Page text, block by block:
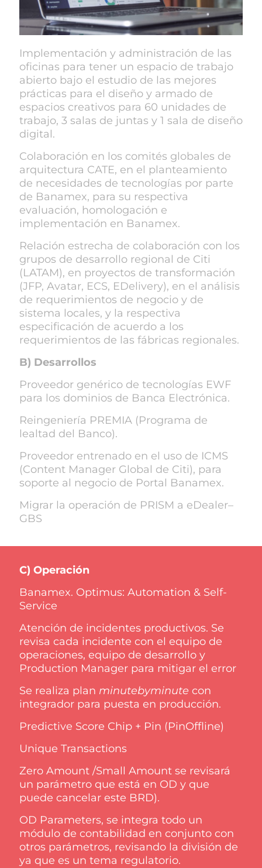
Implementación y administración de las
oficinas para tener un espacio de trabajo
abierto bajo el estudio de las mejores
prácticas para el diseño y armado de
espacios creativos para 60 unidades de
trabajo, 3 salas de juntas y 1 sala de diseño
digital.
Colaboración en los comités globales de
arquitectura CATE, en el planteamiento
de necesidades de tecnologías por parte
de Banamex, para su respectiva
evaluación, homologación e
implementación en Banamex.
Relación estrecha de colaboración con los
grupos de desarrollo regional de Citi
(LATAM), en proyectos de transformación
(JFP, Avatar, ECS, EDelivery), en el análisis
de requerimientos de negocio y de
sistema locales, y la respectiva
especificación de acuerdo a los
requerimientos de las fábricas regionales.
B) Desarrollos
Proveedor genérico de tecnologías EWF
para los dominios de Banca Electrónica.
Reingeniería PREMIA (Programa de
lealtad del Banco).
Proveedor entrenado en el uso de ICMS
(Content Manager Global de Citi), para
soporte al negocio de Portal Banamex.
Migrar la operación de PRISM a eDealer–
GBS
C) Operación
Banamex. Optimus: Automation & Self-
Service
Atención de incidentes productivos. Se
revisa cada incidente con el equipo de
operaciones, equipo de desarrollo y
Production Manager para mitigar el error
Se realiza plan minutebyminute con
integrador para puesta en producción.
Predictive Score Chip + Pin (PinOffline)
Unique Transactions
Zero Amount /Small Amount se revisará
un parámetro que está en OD y que
puede cancelar este BRD).
OD Parameters, se integra todo un
módulo de contabilidad en conjunto con
otros parámetros, revisando la división de
ya que es un tema regulatorio.